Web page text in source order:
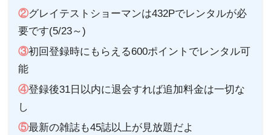
②グレイテストショーマンは432Pでレンタルが必
要です(5/23～)
③初回登録時にもらえる600ポイントでレンタル可
能
④登録後31日以内に退会すれば追加料金は一切な
し
⑤最新の雑誌も45誌以上が見放題だよ